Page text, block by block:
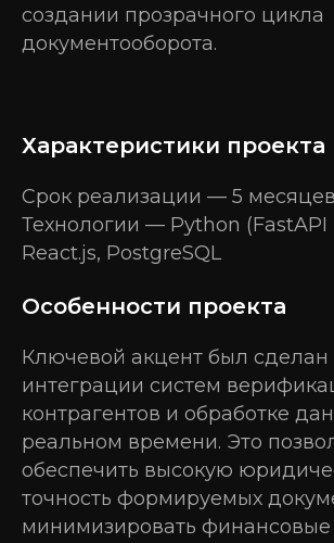
создании прозрачного цикла
документооборота.
Характеристики проекта
Срок реализации — 5 месяцев
Технологии — Python (FastAPI
React.js, PostgreSQL
Особенности проекта
Ключевой акцент был сделан
интеграции систем
контрагентов и обработке
реальном времени. Это
обеспечить высокую
точность формируемых
минимизировать финансовые